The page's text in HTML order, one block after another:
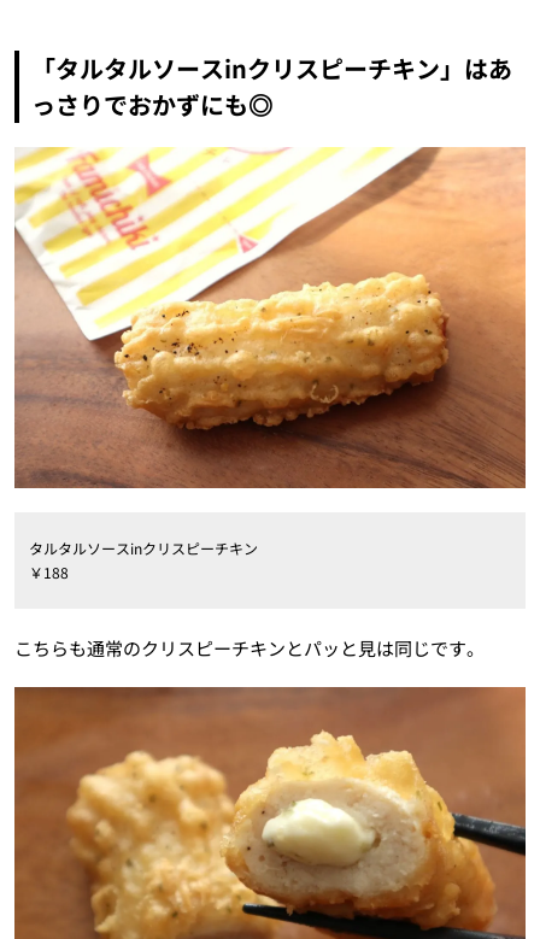
「タルタルソースinクリスピーチキン」はあ
っさりでおかずにも◎
タルタルソースinクリスピーチキン
￥188
こちらも通常のクリスピーチキンとパッと見は同じです。